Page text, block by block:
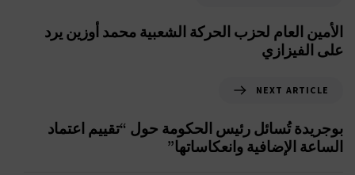
‎الأمين العام لحزب الحركة الشعبية محمد أوزين يرد
على الفيزازي
NEXT ARTICLE
بوجريدة تُسائل رئيس الحكومة حول “تقييم اعتماد
الساعة الإضافية وانعكاساتها”